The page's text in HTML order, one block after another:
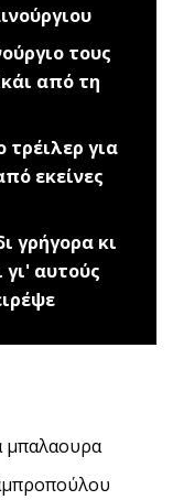
τους
από τη
για
εκείνες
γρήγορα κι
αυτούς
μπαλαουρα